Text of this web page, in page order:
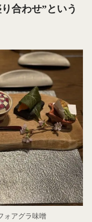
合わせ”という
ォアグラ味噌